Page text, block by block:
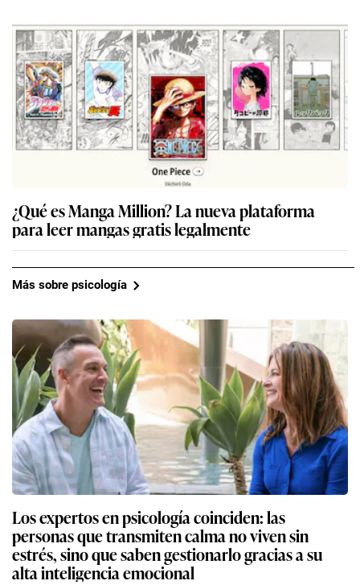
¿Qué es Manga Million? La nueva plataforma
para leer mangas gratis legalmente
Más sobre psicología
Los expertos en psicología coinciden: las
personas que transmiten calma no viven sin
estrés, sino que saben gestionarlo gracias a su
alta inteligencia emocional